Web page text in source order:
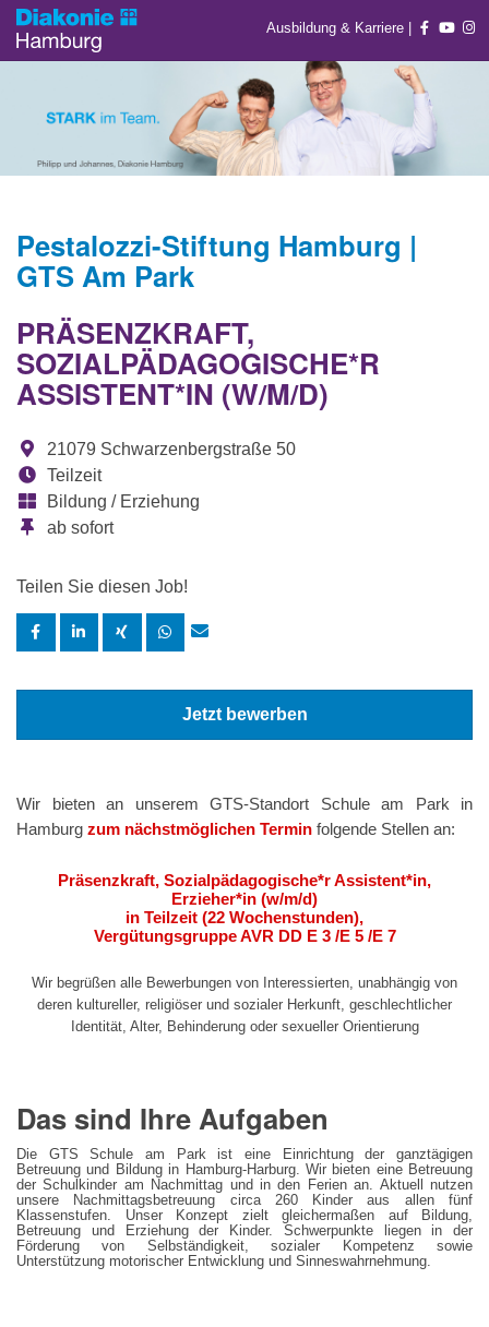
Ausbildung & Karriere |
Pestalozzi-Stiftung Hamburg |
GTS Am Park
PRÄSENZKRAFT,
SOZIALPÄDAGOGISCHE*R
ASSISTENT*IN (W/M/D)
21079 Schwarzenbergstraße 50
Teilzeit
Bildung / Erziehung
ab sofort
Teilen Sie diesen Job!
Jetzt bewerben
Wir bieten an unserem GTS-Standort Schule am Park in
Hamburg zum nächstmöglichen Termin folgende Stellen an:
Präsenzkraft, Sozialpädagogische*r Assistent*in,
Erzieher*in (w/m/d)
in Teilzeit (22 Wochenstunden),
Vergütungsgruppe AVR DD E 3 /E 5 /E 7
Wir begrüßen alle Bewerbungen von Interessierten, unabhängig von
deren kultureller, religiöser und sozialer Herkunft, geschlechtlicher
Identität, Alter, Behinderung oder sexueller Orientierung
Das sind Ihre Aufgaben
Die GTS Schule am Park ist eine Einrichtung der ganztägigen
Betreuung und Bildung in Hamburg-Harburg. Wir bieten eine Betreuung
der Schulkinder am Nachmittag und in den Ferien an. Aktuell nutzen
unsere Nachmittagsbetreuung circa 260 Kinder aus allen fünf
Klassenstufen. Unser Konzept zielt gleichermaßen auf Bildung,
Betreuung und Erziehung der Kinder. Schwerpunkte liegen in der
Förderung von Selbständigkeit, sozialer Kompetenz sowie
Unterstützung motorischer Entwicklung und Sinneswahrnehmung.